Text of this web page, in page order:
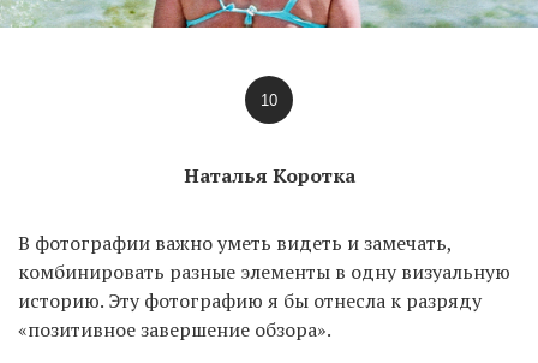
10
Наталья Коротка
В фотографии важно уметь видеть и замечать,
комбинировать разные элементы в одну визуальную
историю. Эту фотографию я бы отнесла к разряду
«позитивное завершение обзора».